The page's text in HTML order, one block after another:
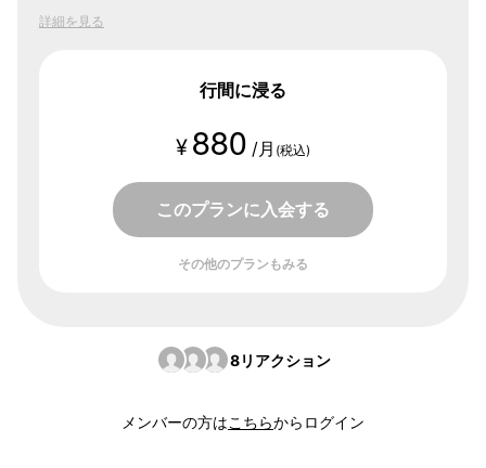
詳細を見る
行間に浸る
¥ 880 /月 (税込)
このプランに入会する
その他のプランもみる
8リアクション
メンバーの方はこちらからログイン